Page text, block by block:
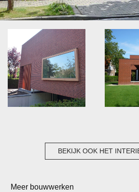
BEKIJK OOK HET
Meer bouwwerken